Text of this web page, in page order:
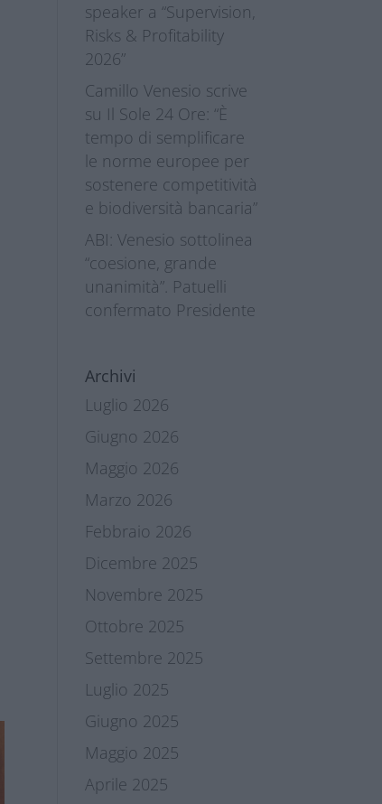
speaker a “Supervision,
Risks & Profitability
2026”
Camillo Venesio scrive
su Il Sole 24 Ore: “È
tempo di semplificare
le norme europee per
sostenere competitività
e biodiversità bancaria”
ABI: Venesio sottolinea
“coesione, grande
unanimità”. Patuelli
confermato Presidente
Archivi
Luglio 2026
Giugno 2026
Maggio 2026
Marzo 2026
Febbraio 2026
Dicembre 2025
Novembre 2025
Ottobre 2025
Settembre 2025
Luglio 2025
Giugno 2025
Maggio 2025
Aprile 2025